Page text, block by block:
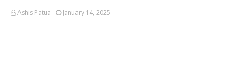
Ashis Patua January 14, 2025